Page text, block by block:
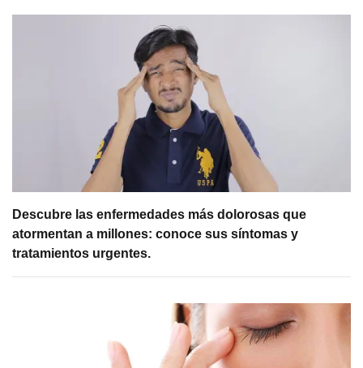
Descubre las enfermedades más dolorosas que
atormentan a millones: conoce sus síntomas y
tratamientos urgentes.